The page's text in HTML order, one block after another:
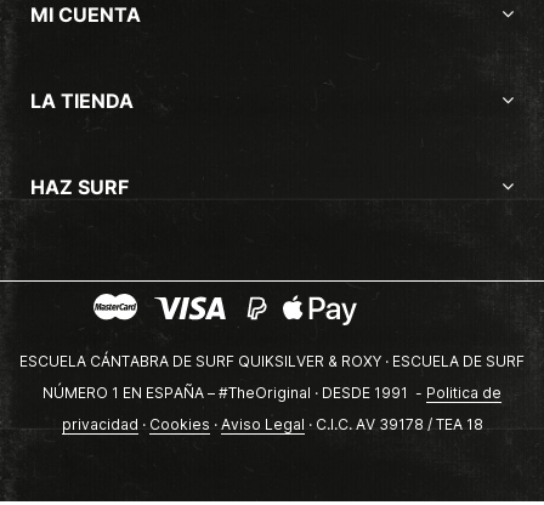
MI CUENTA
LA TIENDA
HAZ SURF
ESCUELA CÁNTABRA DE SURF QUIKSILVER & ROXY · ESCUELA DE SURF
NÚMERO 1 EN ESPAÑA – #TheOriginal · DESDE 1991 - Politica de
privacidad · Cookies · Aviso Legal · C.I.C. AV 39178 / TEA 18